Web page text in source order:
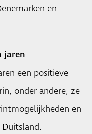
en
jaren
een positieve
onder andere, ze
en